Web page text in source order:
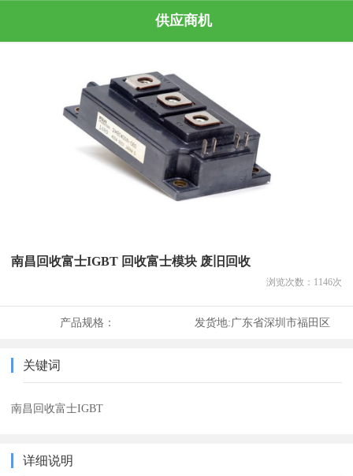
供应商机
南昌回收富士IGBT 回收富士模块 废旧回收
浏览次数： 1146次
产品规格： 发货地:广东省深圳市福田区
关键词
南昌回收富士IGBT
详细说明